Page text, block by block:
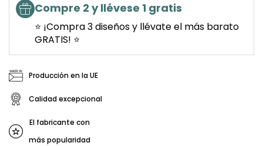
Compre 2 y llévese 1 gratis
⭐ ¡Compra 3 diseños y llévate el más barato
GRATIS! ⭐
Producción en la UE
Calidad excepcional
El fabricante con
más popularidad